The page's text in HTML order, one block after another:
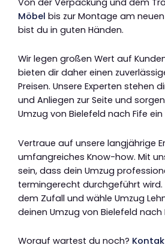
Möbel bis zur Montage am
bist du in guten Händen.
Wir legen großen Wert auf
bieten dir daher einen
Preisen. Unsere Experten stehen
und Anliegen zur Seite und
Umzug von Bielefeld nach Fife
Vertraue auf unsere langjährige
umfangreiches Know-how. Mit
sein, dass dein Umzug
termingerecht durchgeführt wird.
dem Zufall und wähle Umzug
deinen Umzug von Bielefeld nach
Worauf wartest du noch?